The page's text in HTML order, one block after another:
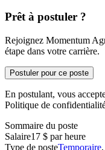
Prêt à postuler ?
Rejoignez Momentum
étape dans votre carrière.
Postuler pour ce poste
En postulant, vous
Politique de
Sommaire du poste
Salaire17 $ par heure
Type de posteTemporaire,